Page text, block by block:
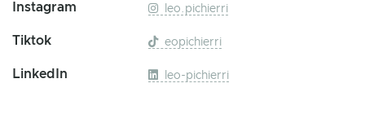
Instagram leo.pichierri
Tiktok eopichierri
LinkedIn leo-pichierri